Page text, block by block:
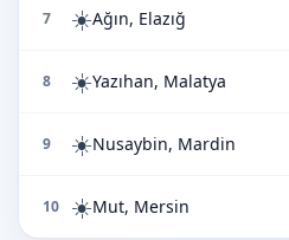
7 ☀️Ağın, Elazığ
8 ☀️Yazıhan, Malatya
9 ☀️Nusaybin, Mardin
10 ☀️Mut, Mersin